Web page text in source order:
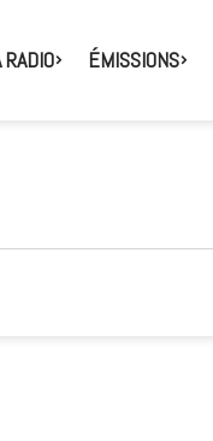
RADIO ÉMISSIONS